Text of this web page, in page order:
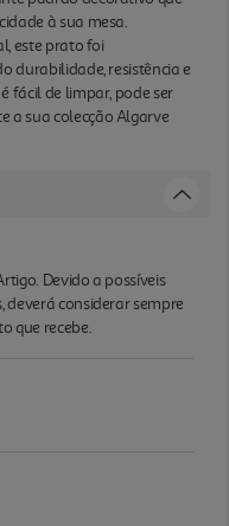
à sua mesa.
este prato foi
durabilidade, resistência e
fácil de limpar, pode ser
a sua colecção Algarve
Devido a possíveis
considerar sempre
que recebe.